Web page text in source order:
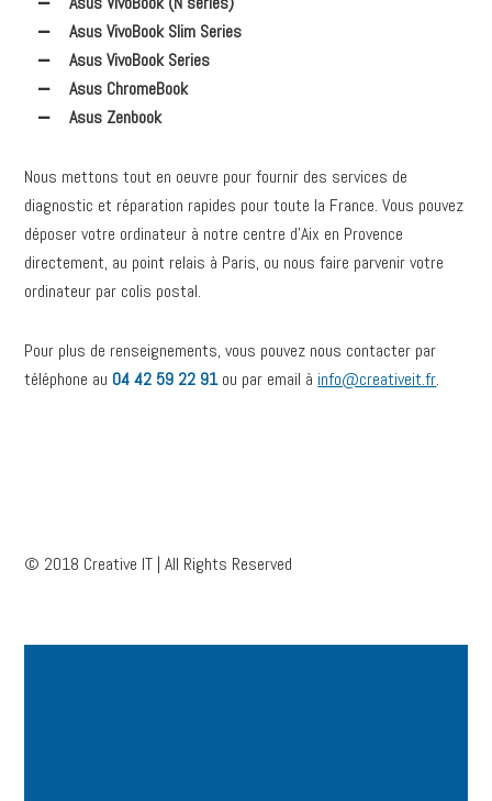
Asus VivoBook Slim Series
Asus VivoBook Series
Asus ChromeBook
Asus Zenbook
Nous mettons tout en oeuvre pour fournir des services de
diagnostic et réparation rapides pour toute la France. Vous pouvez
déposer votre ordinateur à notre centre d’Aix en Provence
directement, au point relais à Paris, ou nous faire parvenir votre
ordinateur par colis postal.
Pour plus de renseignements, vous pouvez nous contacter par
téléphone au 04 42 59 22 91ou par email à info@creativeit.fr.
© 2018 Creative IT | All Rights Reserved